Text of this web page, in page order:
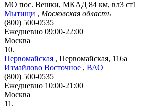
МО пос. Вешки, МКАД 84 км, вл3 ст1
Мытищи , Московская область
(800) 500-0535
Ежедневно 09:00-22:00
Москва
10.
Первомайская , Первомайская, 116а
Измайлово Восточное , ВАО
(800) 500-0535
Ежедневно 10:00-21:00
Москва
11.